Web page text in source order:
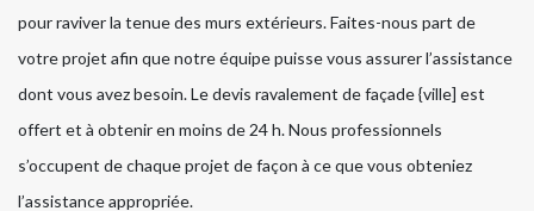
pour raviver la tenue des murs extérieurs. Faites-nous part de
votre projet afin que notre équipe puisse vous assurer l’assistance
dont vous avez besoin. Le devis ravalement de façade {ville] est
offert et à obtenir en moins de 24 h. Nous professionnels
s’occupent de chaque projet de façon à ce que vous obteniez
l’assistance appropriée.